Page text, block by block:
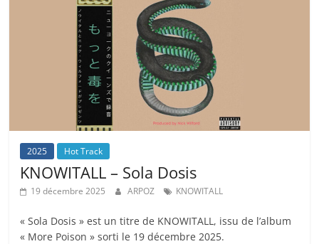
2025 Hot Track
KNOWITALL – Sola Dosis
19 décembre 2025 ARPOZ KNOWITALL
« Sola Dosis » est un titre de KNOWITALL, issu de l’album
« More Poison » sorti le 19 décembre 2025.